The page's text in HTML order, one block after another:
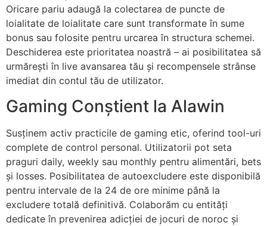
Oricare pariu adaugă la colectarea de puncte de
loialitate de loialitate care sunt transformate în sume
bonus sau folosite pentru urcarea în structura schemei.
Deschiderea este prioritatea noastră – ai posibilitatea să
urmărești în live avansarea tău și recompensele strânse
imediat din contul tău de utilizator.
Gaming Conștient la Alawin
Susținem activ practicile de gaming etic, oferind tool-uri
complete de control personal. Utilizatorii pot seta
praguri daily, weekly sau monthly pentru alimentări, bets
și losses. Posibilitatea de autoexcludere este disponibilă
pentru intervale de la 24 de ore minime până la
excludere totală definitivă. Colaborăm cu entități
dedicate în prevenirea adicției de jocuri de noroc și